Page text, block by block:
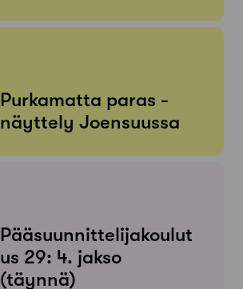
Purkamatta paras -
näyttely Joensuussa
Pääsuunnittelijakoulut
us 29: 4. jakso
(täynnä)